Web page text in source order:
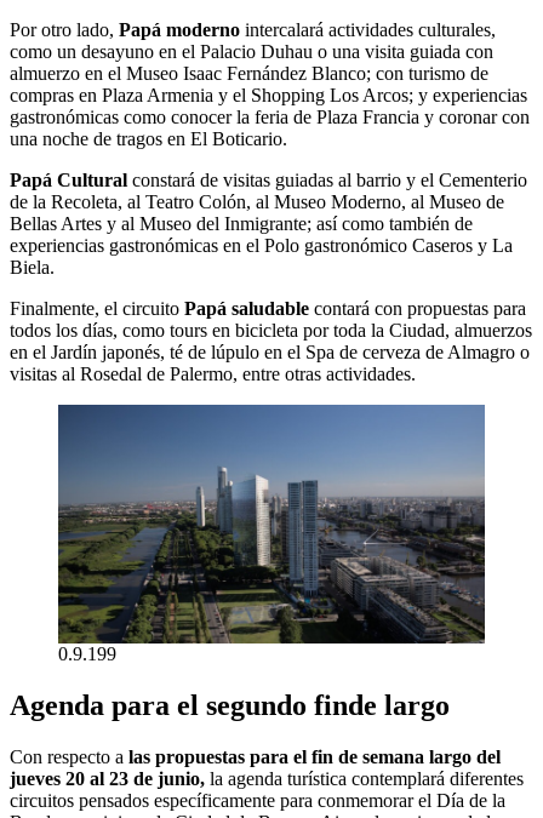
Por otro lado, Papá moderno intercalará actividades culturales,
como un desayuno en el Palacio Duhau o una visita guiada con
almuerzo en el Museo Isaac Fernández Blanco; con turismo de
compras en Plaza Armenia y el Shopping Los Arcos; y experiencias
gastronómicas como conocer la feria de Plaza Francia y coronar con
una noche de tragos en El Boticario.
Papá Cultural constará de visitas guiadas al barrio y el Cementerio
de la Recoleta, al Teatro Colón, al Museo Moderno, al Museo de
Bellas Artes y al Museo del Inmigrante; así como también de
experiencias gastronómicas en el Polo gastronómico Caseros y La
Biela.
Finalmente, el circuito Papá saludable contará con propuestas para
todos los días, como tours en bicicleta por toda la Ciudad, almuerzos
en el Jardín japonés, té de lúpulo en el Spa de cerveza de Almagro o
visitas al Rosedal de Palermo, entre otras actividades.
0.9.199
Agenda para el segundo finde largo
Con respecto a las propuestas para el fin de semana largo del
jueves 20 al 23 de junio, la agenda turística contemplará diferentes
circuitos pensados específicamente para conmemorar el Día de la